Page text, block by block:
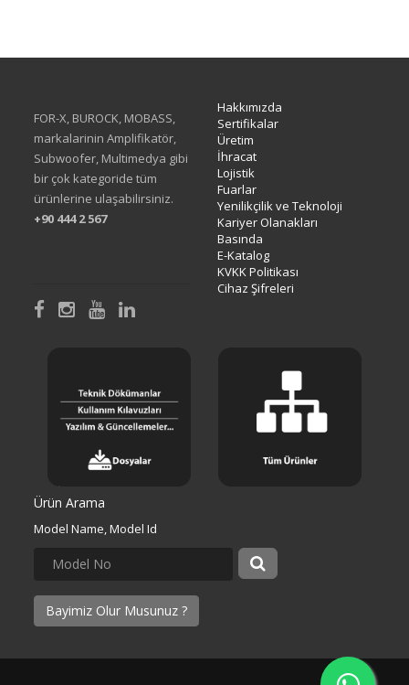
FOR-X, BUROCK, MOBASS,
markalarinin Amplifikatör,
Subwoofer, Multimedya gibi
bir çok kategoride tüm
ürünlerine ulaşabilirsiniz.
+90 444 2 567
Hakkımızda
Sertifikalar
Üretim
İhracat
Lojistik
Fuarlar
Yenilikçilik ve Teknoloji
Kariyer Olanakları
Basında
E-Katalog
KVKK Politikası
Cihaz Şifreleri
Ürün Arama
Model Name, Model Id
Bayimiz Olur Musunuz ?